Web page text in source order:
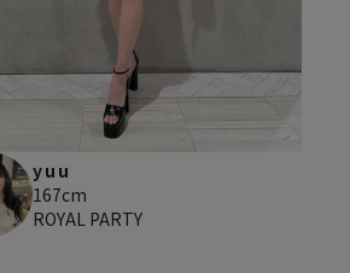
yuu
167cm
ROYAL PARTY